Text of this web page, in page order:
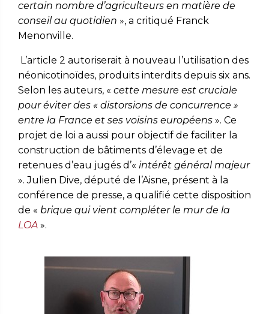
certain nombre d’agriculteurs en matière de
conseil au quotidien », a critiqué Franck
Menonville.
L’article 2 autoriserait à nouveau l’utilisation des
néonicotinoïdes, produits interdits depuis six ans.
Selon les auteurs, « cette mesure est cruciale
pour éviter des « distorsions de concurrence »
entre la France et ses voisins européens ». Ce
projet de loi a aussi pour objectif de faciliter la
construction de bâtiments d’élevage et de
retenues d’eau jugés d’« intérêt général majeur
». Julien Dive, député de l’Aisne, présent à la
conférence de presse, a qualifié cette disposition
de « brique qui vient compléter le mur de la
LOA ».